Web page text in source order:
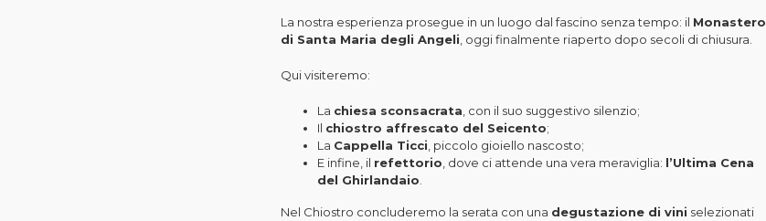
La nostra esperienza prosegue in un luogo dal fascino senza tempo: il Monastero
di Santa Maria degli Angeli, oggi finalmente riaperto dopo secoli di chiusura.
Qui visiteremo:
La chiesa sconsacrata, con il suo suggestivo silenzio;
Il chiostro affrescato del Seicento;
La Cappella Ticci, piccolo gioiello nascosto;
E infine, il refettorio, dove ci attende una vera meraviglia: l’Ultima Cena
del Ghirlandaio.
Nel Chiostro concluderemo la serata con una degustazione di vini selezionati